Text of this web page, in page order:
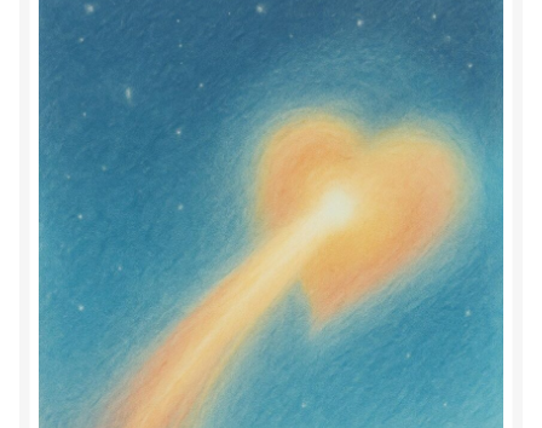
Magische helende verhalen ©Mieke
Mijn account
Mindfulness en Hartcoherentie
Narcisme
Nieuw boek ‘Pareltjes in de Oceaan.’ Meditatieve haiku’s
in woord en beeld
Priesteressen van Isis- Hal der Zuilen